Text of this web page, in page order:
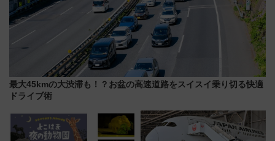
最大45kmの大渋滞も！？お盆の高速道路をスイスイ乗り切る快適
ドライブ術